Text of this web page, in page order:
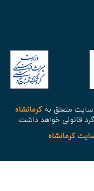
سایت متعلق بهکرمانشاه
قانونی خواهد داشت.
کرمانشاه